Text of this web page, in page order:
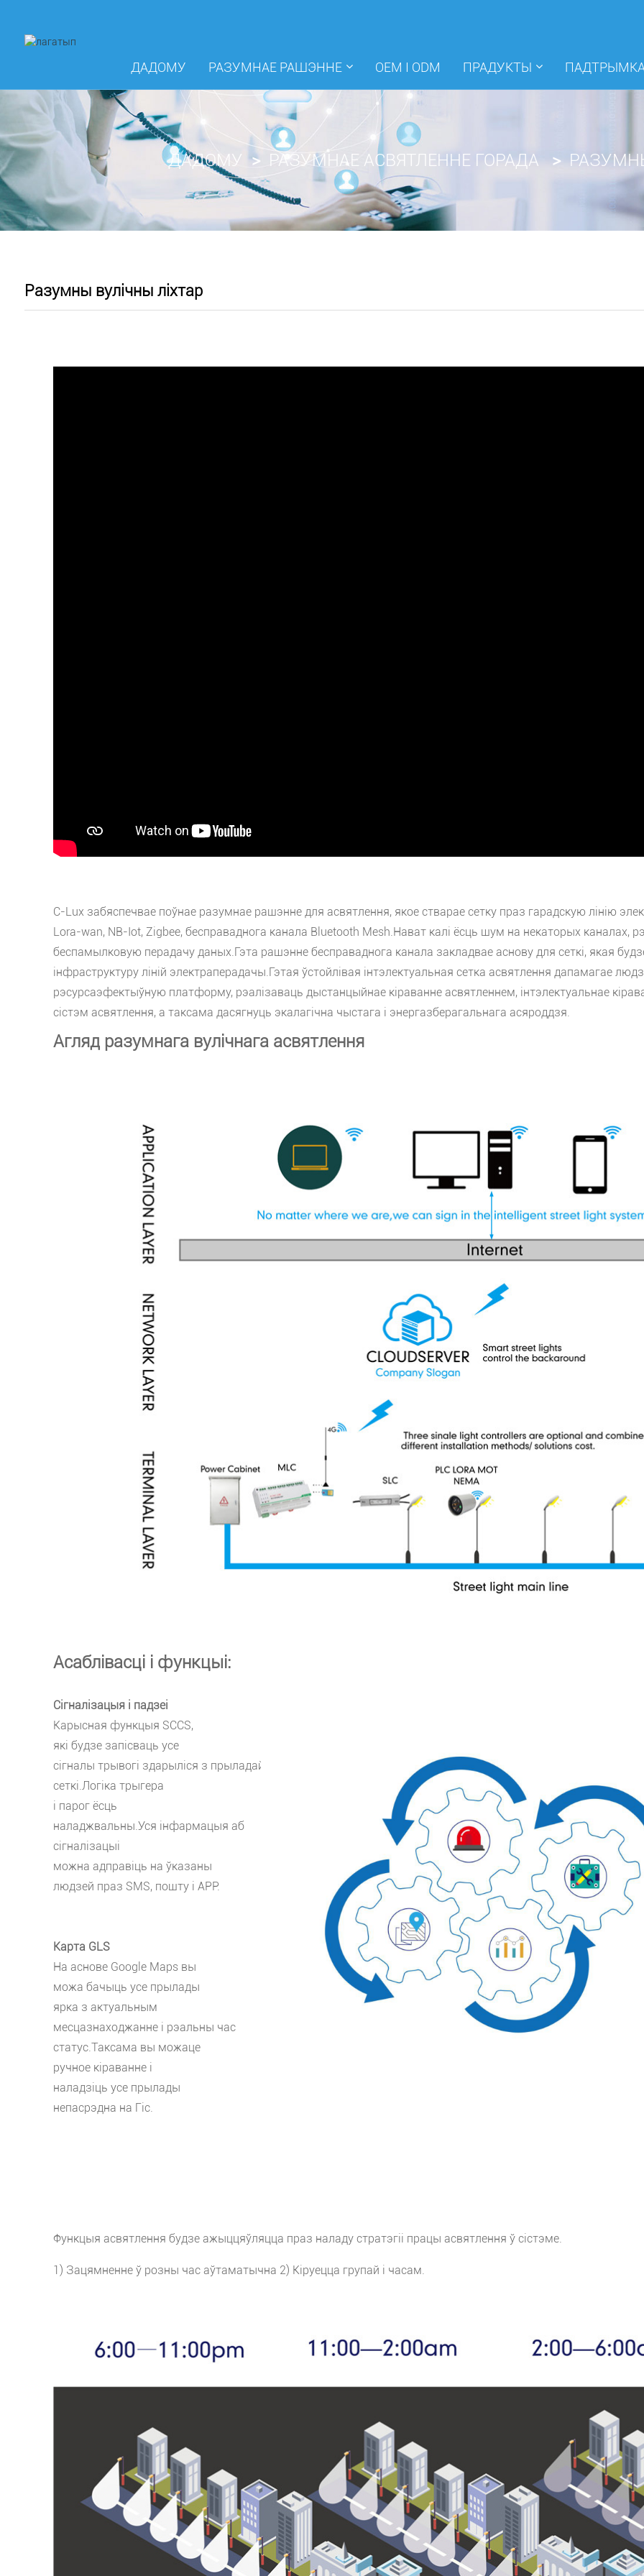
ДАДОМУ РАЗУМНАЕ РАШЭННЕ OEM І ODM ПРАДУКТЫ ПАДТРЫМКА
ДАДОМУ РАЗУМНАЕ АСВЯТЛЕННЕ ГОРАДА
Разумны вулічны ліхтар
C-Lux забяспечвае поўнае разумнае рашэнне для асвятлення, якое стварае сетку праз гарадскую лінію
Lora-wan, NB-Iot, Zigbee, бесправаднога канала Bluetooth Mesh.Нават калі ёсць шум на некаторых каналах,
беспамылковую перадачу даных.Гэта рашэнне бесправаднога канала закладвае аснову для сеткі, якая
інфраструктуру ліній электраперадачы.Гэтая ўстойлівая інтэлектуальная сетка асвятлення дапамагае
рэсурсаэфектыўную платформу, рэалізаваць дыстанцыйнае кіраванне асвятленнем, інтэлектуальнае
сістэм асвятлення, а таксама дасягнуць экалагічна чыстага і энергазберагальнага асяроддзя.
Агляд разумнага вулічнага асвятлення
Асаблівасці і функцыі:
Сігналізацыя і падзеі
Карысная функцыя SCCS,
які будзе запісваць усе
сігналы трывогі здарыліся з прыладай і
сеткі.Логіка трыгера
і парог ёсць
наладжвальны.Уся інфармацыя аб
сігналізацыі
можна адправіць на ўказаны
людзей праз SMS, пошту і APP.
Карта GLS
На аснове Google Maps вы
можа бачыць усе прылады
ярка з актуальным
месцазнаходжанне і рэальны час
статус.Таксама вы можаце
ручное кіраванне і
наладзіць усе прылады
непасрэдна на Гіс.
Функцыя асвятлення будзе ажыццяўляцца праз наладу стратэгіі працы асвятлення ў сістэме.
1) Зацямненне ў розны час аўтаматычна 2) Кіруецца групай і часам.